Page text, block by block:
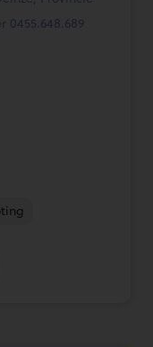
0455.648.689